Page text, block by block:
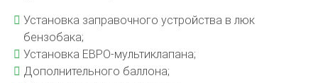
Установка заправочного устройства в люк
бензобака;
Установка ЕВРО-мультиклапана;
Дополнительного баллона;